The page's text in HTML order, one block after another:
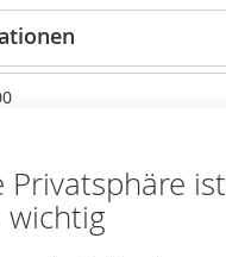
Privatsphäre ist
wichtig
Soziussitz